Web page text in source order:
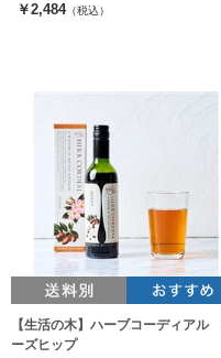
￥2,484（税込）
【生活の木】ハーブコーディアル
ーズヒップ